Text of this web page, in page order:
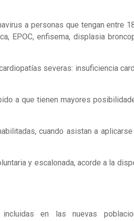
a personas que tengan entre
EPOC, enfisema, displasia
severas: insuficiencia
a que tienen mayores
cuando asistan a
y escalonada, acorde a la
en las nuevas